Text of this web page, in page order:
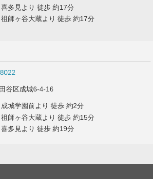
多見より 徒歩 約17分
師ヶ谷大蔵より 徒歩 約17分
谷区成城6-4-16
城学園前より 徒歩 約2分
師ヶ谷大蔵より 徒歩 約15分
多見より 徒歩 約19分